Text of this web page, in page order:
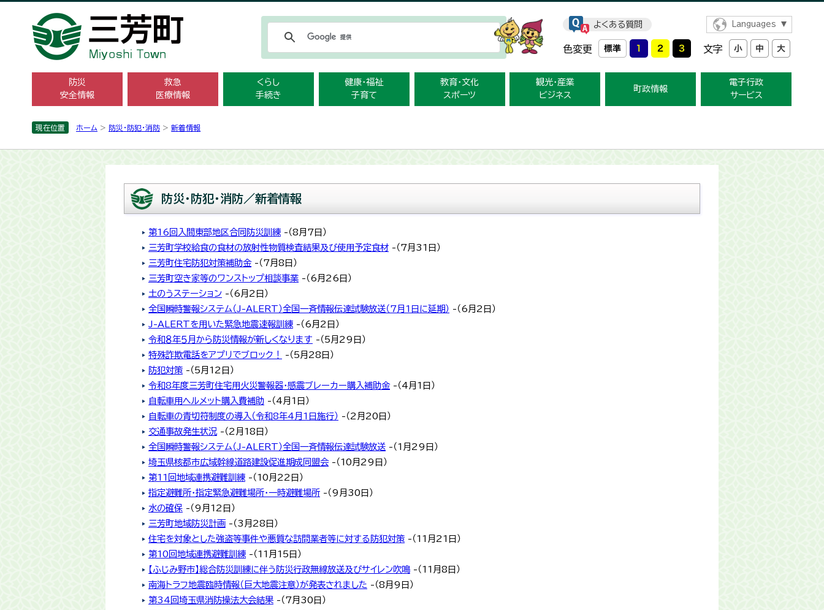
よくある質問 Languages
色変更 文字
防災
安全情報
救急
医療情報
くらし
手続き
健康・福祉
子育て
教育・文化
スポーツ
観光・産業
ビジネス
町政情報
電子行政
サービス
現在位置 ホーム > 防災・防犯・消防 > 新着情報
防災・防犯・消防／新着情報
第16回入間東部地区合同防災訓練 -（8月7日）
三芳町学校給食の食材の放射性物質検査結果及び使用予定食材-（7月31日）
三芳町住宅防犯対策補助金-（7月8日）
三芳町空き家等のワンストップ相談事業 -（6月26日）
土のうステーション -（6月2日）
全国瞬時警報システム（J-ALERT）全国一斉情報伝達試験放送（7月1日に延期） -（6月2日）
J-ALERTを用いた緊急地震速報訓練 -（6月2日）
令和８年５月から防災情報が新しくなります -（5月29日）
特殊詐欺電話をアプリでブロック！
-（5月28日）
防犯対策 -（5月12日）
令和8年度三芳町住宅用火災警報器・感震ブレーカー購入補助金-（4月1日）
自転車用ヘルメット購入費補助 -（4月1日）
自転車の青切符制度の導入（令和8年4月1日施行） -（2月20日）
交通事故発生状況 -（2月18日）
全国瞬時警報システム（J-ALERT）全国一斉情報伝達試験放送 -（1月29日）
埼玉県核都市広域幹線道路建設促進期成同盟会-（10月29日）
第11回地域連携避難訓練 -（10月22日）
指定避難所・指定緊急避難場所・一時避難場所 -（9月30日）
水の確保 -（9月12日）
三芳町地域防災計画 -（3月28日）
住宅を対象とした強盗等事件や悪質な訪問業者等に対する防犯対策 -（11月21日）
第10回地域連携避難訓練 -（11月15日）
【ふじみ野市】総合防災訓練に伴う防災行政無線放送及びサイレン吹鳴 -（11月8日）
南海トラフ地震臨時情報（巨大地震注意）が発表されました -（8月9日）
第34回埼玉県消防操法大会結果 -（7月30日）